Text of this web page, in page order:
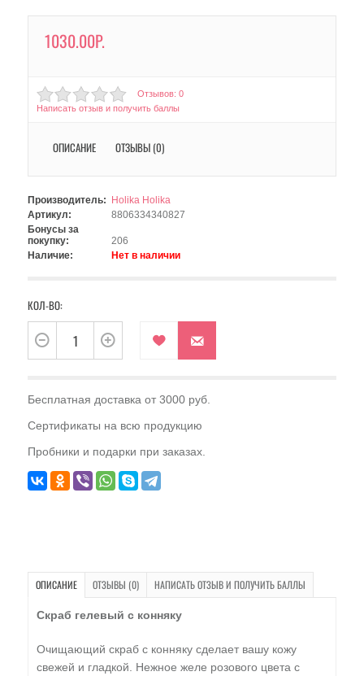
1030.00Р.
Отзывов: 0
Написать отзыв и получить баллы
ОПИСАНИЕ ОТЗЫВЫ (0)
Производитель:
Holika Holika
Артикул:
8806334340827
Бонусы за
покупку:
206
Наличие:
Нет в наличии
КОЛ-ВО:
Бесплатная доставка от 3000 руб.
Сертификаты на всю продукцию
Пробники и подарки при заказах.
ОПИСАНИЕ ОТЗЫВЫ (0) НАПИСАТЬ ОТЗЫВ И ПОЛУЧИТЬ БАЛЛЫ
Скраб гелевый с конняку
Очищающий скраб с конняку сделает вашу кожу
свежей и гладкой. Нежное желе розового цвета с